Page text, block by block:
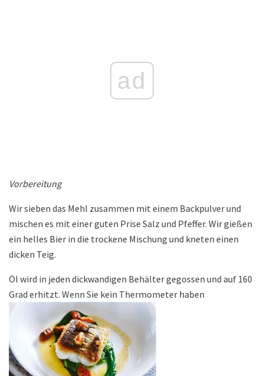
ad
Vorbereitung
Wir sieben das Mehl zusammen mit einem Backpulver und
mischen es mit einer guten Prise Salz und Pfeffer. Wir gießen
ein helles Bier in die trockene Mischung und kneten einen
dicken Teig.
Öl wird in jeden dickwandigen Behälter gegossen und auf 160
Grad erhitzt. Wenn Sie kein Thermometer haben